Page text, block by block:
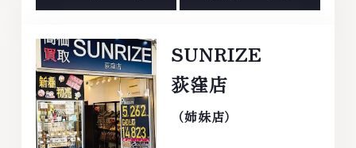
SUNRIZE
荻窪店
（姉妹店）